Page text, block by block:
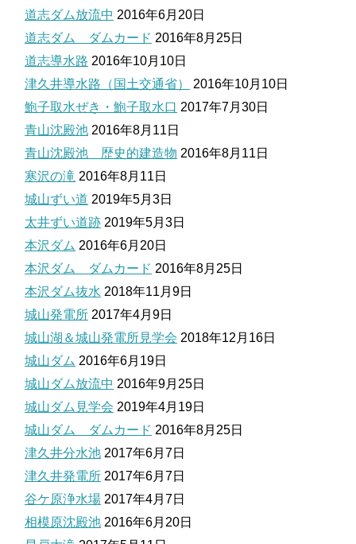
道志ダム放流中 2016年6月20日
道志ダム ダムカード 2016年8月25日
道志導水路 2016年10月10日
津久井導水路（国土交通省）
2016年10月10日
鮑子取水ぜき・鮑子取水口 2017年7月30日
青山沈殿池 2016年8月11日
青山沈殿池 歴史的建造物 2016年8月11日
寒沢の滝 2016年8月11日
城山ずい道 2019年5月3日
太井ずい道跡 2019年5月3日
本沢ダム 2016年6月20日
本沢ダム ダムカード 2016年8月25日
本沢ダム抜水 2018年11月9日
城山発電所 2017年4月9日
城山湖＆城山発電所見学会 2018年12月16日
城山ダム 2016年6月19日
城山ダム放流中 2016年9月25日
城山ダム見学会 2019年4月19日
城山ダム ダムカード 2016年8月25日
津久井分水池 2017年6月7日
津久井発電所 2017年6月7日
谷ケ原浄水場 2017年4月7日
相模原沈殿池 2016年6月20日